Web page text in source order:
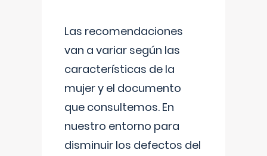
Las recomendaciones
van a variar según las
características de la
mujer y el documento
que consultemos. En
nuestro entorno para
disminuir los defectos del